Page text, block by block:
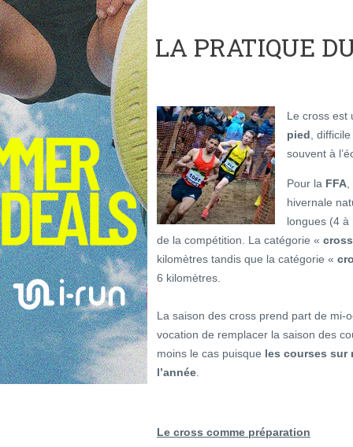
LA PRATIQUE
Le cross est
pied ,
souvent à
Pour la FFA
hivernale
longues (4 à
de la compétition. La catégorie «
kilomètres tandis que la catégorie «
6 kilomètres.
La saison des cross prend part de
vocation de remplacer la saison des
moins le cas puisque les courses sur
l’année
Le cross comme préparation